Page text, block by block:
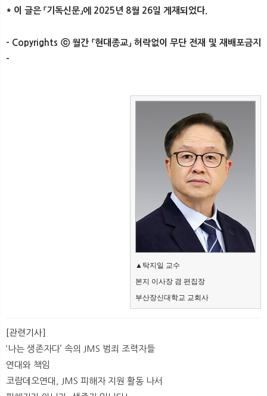
* 이 글은 「기독신문」에 2025년 8월 26일 게재되었다.​
- Copyrights ⓒ 월간 「현대종교」 허락없이 무단 전재 및 재배포금지
-
▲탁지일 교수
본지 이사장 겸 편집장
부산장신대학교 교회사
[관련기사]
‘나는 생존자다’ 속의 JMS 범죄 조력자들
연대와 책임
코람데오연대, JMS 피해자 지원 활동 나서